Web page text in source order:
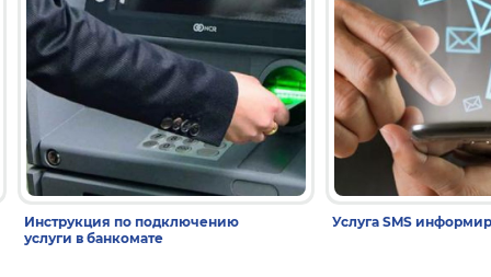
Инструкция по подключению
услуги в банкомате
Услуга SMS